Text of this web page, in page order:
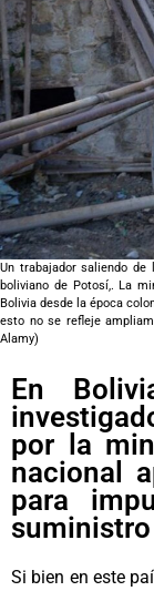
Un trabajador saliendo
boliviano de Potosí,. La
Bolivia desde la época
esto no se refleje
Alamy)
En
por la
nacional
para
Si bien en este